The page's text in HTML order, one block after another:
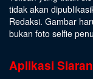
tidak akan
Redaksi. Gambar
bukan foto selfie
Aplikasi